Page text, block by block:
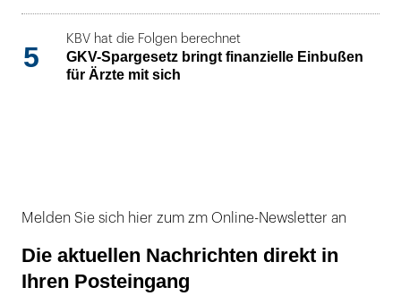
5
KBV hat die Folgen berechnet
GKV-Spargesetz bringt finanzielle Einbußen
für Ärzte mit sich
Melden Sie sich hier zum zm Online-Newsletter an
Die aktuellen Nachrichten direkt in
Ihren Posteingang